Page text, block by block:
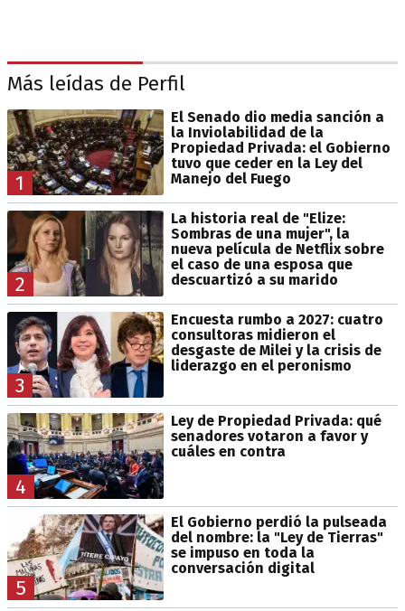
Más leídas de Perfil
1
El Senado dio media sanción a
la Inviolabilidad de la
Propiedad Privada: el Gobierno
tuvo que ceder en la Ley del
Manejo del Fuego
2
La historia real de "Elize:
Sombras de una mujer", la
nueva película de Netflix sobre
el caso de una esposa que
descuartizó a su marido
3
Encuesta rumbo a 2027: cuatro
consultoras midieron el
desgaste de Milei y la crisis de
liderazgo en el peronismo
4
Ley de Propiedad Privada: qué
senadores votaron a favor y
cuáles en contra
5
El Gobierno perdió la pulseada
del nombre: la "Ley de Tierras"
se impuso en toda la
conversación digital